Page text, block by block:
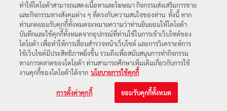
โปรโมชัน ตารางราคา
ทำให้โตโยต้าสามารถแสดงเนื้อหาและโฆษณา กิจกรรมส่งเสริมการขาย
และกิจกรรมทางสังคมต่าง ๆ ที่ตรงกับความสนใจของท่าน ทั้งนี้ หาก
ท่านกดยอมรับคุกกี้ทั้งหมดจะหมายความว่าท่านยินยอมให้โตโยต้า
บันทึกและใช้คุกกี้ทั้งหมดจากอุปกรณ์ที่ท่านใช้ในการเข้าเว็บไซต์ของ
โตโยต้า เพื่อทำให้การเลื่อนสำรวจหน้าเว็บไซต์ และการวิเคราะห์การ
ใช้เว็บไซต์มีประสิทธิภาพยิ่งขึ้น รวมถึงเพื่อสนับสนุนการทำกิจกรรม
ทางการตลาดของโตโยต้า ท่านสามารถศึกษาเพิ่มเติมเกี่ยวกับการใช้
งานคุกกี้ของโตโยต้าได้จาก นโยบายการใช้คุกกี้
การตั้งค่าคุกกี้ ยอมรับคุกกี้ทั้งหมด